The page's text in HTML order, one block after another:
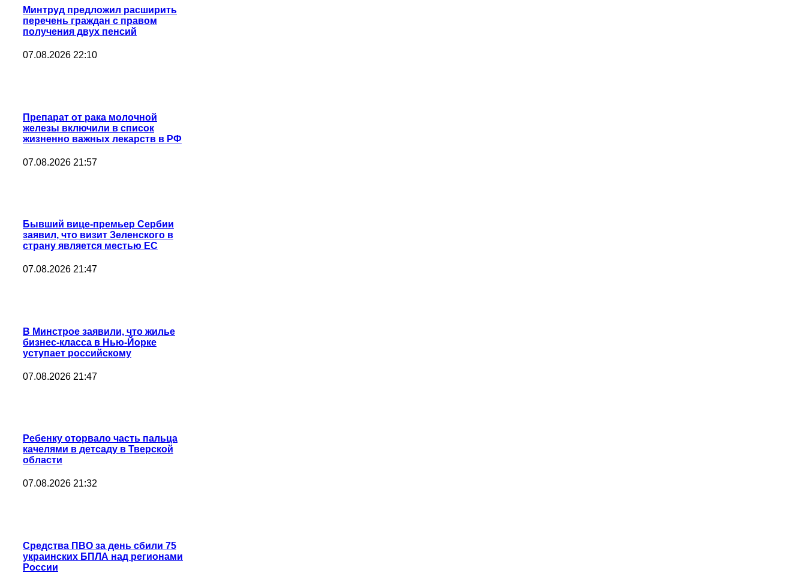
Минтруд предложил расширить
перечень граждан с правом
получения двух пенсий
07.08.2026 22:10
Препарат от рака молочной
железы включили в список
жизненно важных лекарств в РФ
07.08.2026 21:57
Бывший вице-премьер Сербии
заявил, что визит Зеленского в
страну является местью ЕС
07.08.2026 21:47
В Минстрое заявили, что жилье
бизнес-класса в Нью-Йорке
уступает российскому
07.08.2026 21:47
Ребенку оторвало часть пальца
качелями в детсаду в Тверской
области
07.08.2026 21:32
Средства ПВО за день сбили 75
украинских БПЛА над регионами
России